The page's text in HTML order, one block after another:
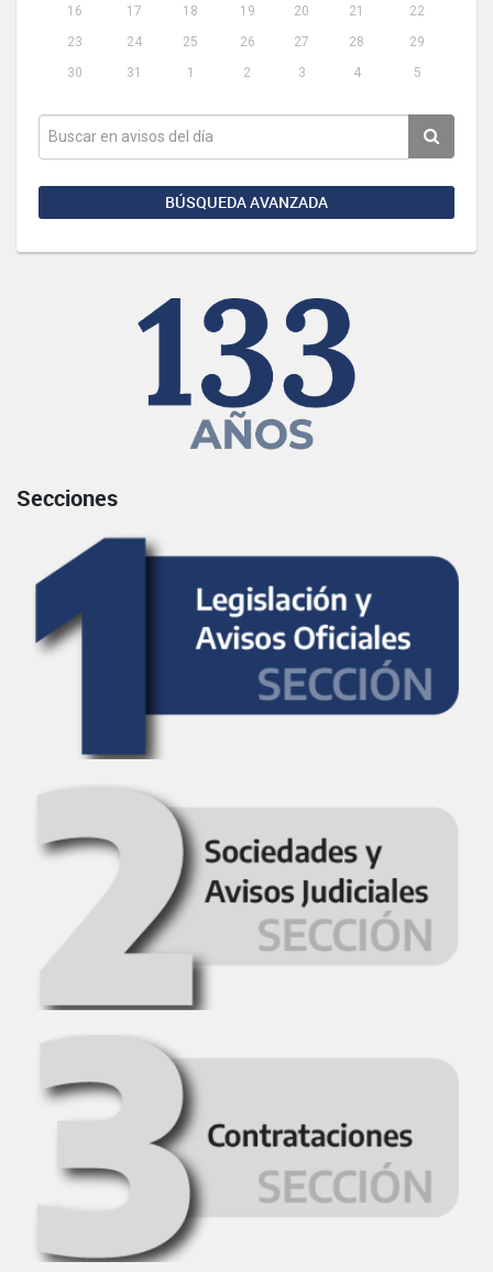
16
17 18 19 20 21
22
23
24 25 26 27 28
29
30
31 1 2 3 4 5
BÚSQUEDA AVANZADA
Secciones